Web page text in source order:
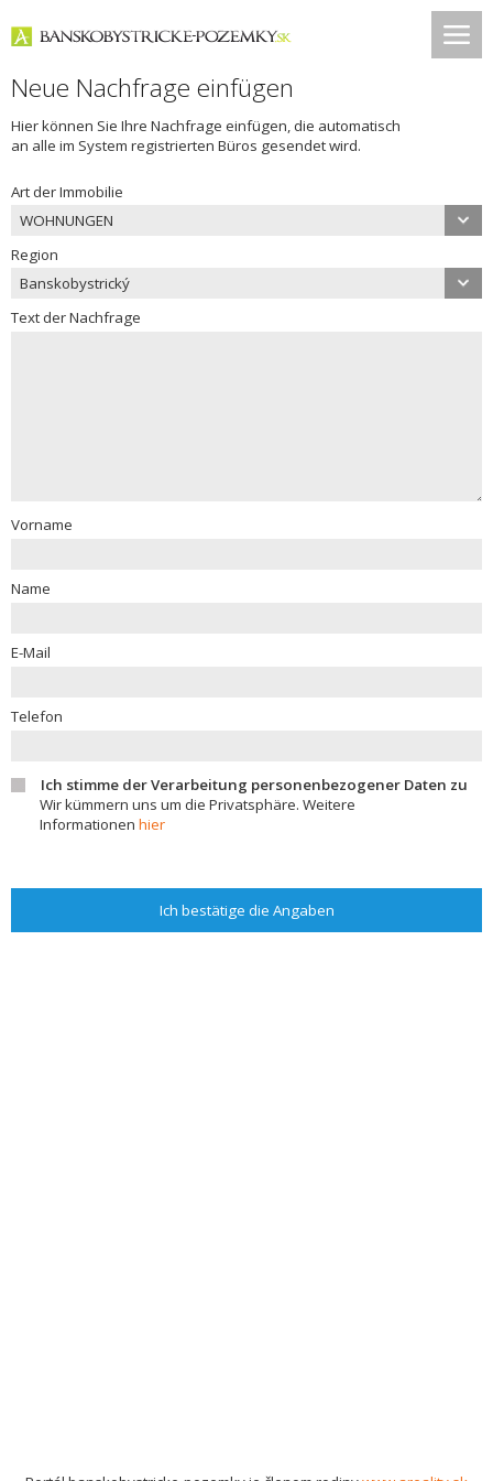
Neue Nachfrage einfügen
Hier können Sie Ihre Nachfrage einfügen, die automatisch
an alle im System registrierten Büros gesendet wird.
Art der Immobilie
WOHNUNGEN
Region
Banskobystrický
Text der Nachfrage
Vorname
Name
E-Mail
Telefon
Ich stimme der Verarbeitung personenbezogener Daten zu
Wir kümmern uns um die Privatsphäre. Weitere
Informationen hier